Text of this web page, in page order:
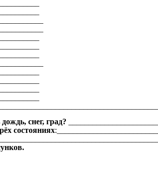
снег, град?
состояниях